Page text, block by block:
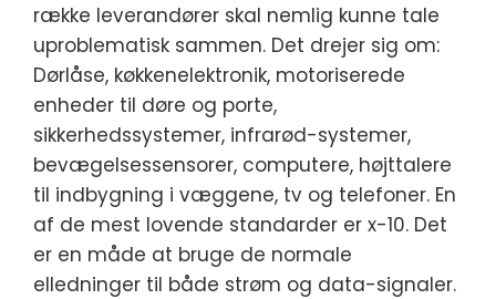
række leverandører skal nemlig kunne tale
uproblematisk sammen. Det drejer sig om:
Dørlåse, køkkenelektronik, motoriserede
enheder til døre og porte,
sikkerhedssystemer, infrarød-systemer,
bevægelsessensorer, computere, højttalere
til indbygning i væggene, tv og telefoner. En
af de mest lovende standarder er x-10. Det
er en måde at bruge de normale
elledninger til både strøm og data-signaler.